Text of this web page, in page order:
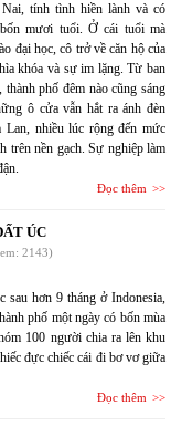
tính tình hiền lành và có
mươi tuổi. Ở cái tuổi mà
đại học, cô trở về căn hộ của
khóa và sự im lặng. Từ ban
phố đêm nào cũng sáng
ô cửa vẫn hắt ra ánh đèn
Lan, nhiều lúc rộng đến mức
trên nền gạch. Sự nghiệp làm
Đọc thêm
ÚC
2143)
sau hơn 9 tháng ở Indonesia,
phố một ngày có bốn mùa
100 người chia ra lên khu
đực chiếc cái đi bơ vơ giữa
Đọc thêm